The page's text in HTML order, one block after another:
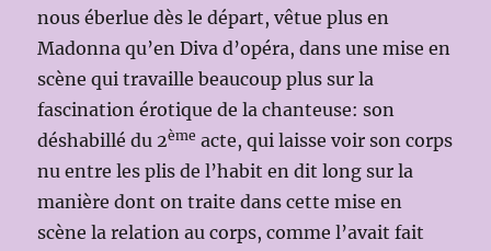
nous éberlue dès le départ, vêtue plus en
Madonna qu’en Diva d’opéra, dans une mise en
scène qui travaille beaucoup plus sur la
fascination érotique de la chanteuse: son
déshabillé du 2ème acte, qui laisse voir son corps
nu entre les plis de l’habit en dit long sur la
manière dont on traite dans cette mise en
scène la relation au corps, comme l’avait fait